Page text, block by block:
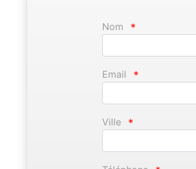
Nom *
Email *
Ville *